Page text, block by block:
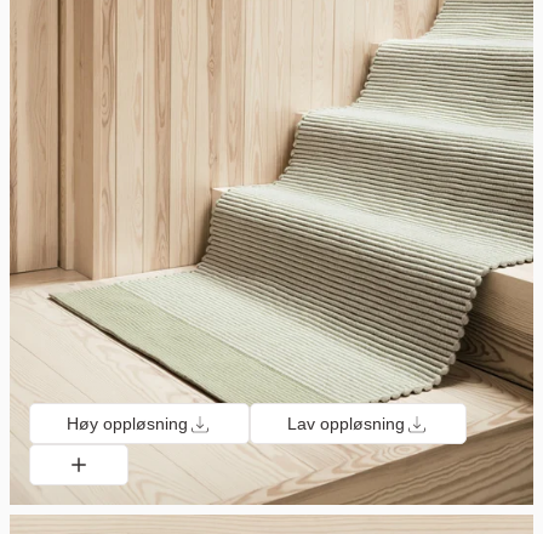
Høy oppløsning Lav oppløsning